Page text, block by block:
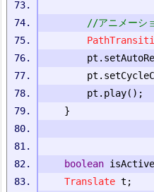
//アニメーシ
		pt
.
		pt
.
		pt
. play();
}
boolean isActive
Translate t ;